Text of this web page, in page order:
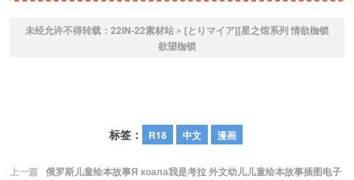
未经允许不得转载： 22IN-22素材站 » [とりマイア][星之馆系列 情欲枷锁
欲望枷锁
标签： R18 中文 漫画
上一篇 俄罗斯儿童绘本故事Я коала我是考拉 外文幼儿儿童绘本故事插图电子